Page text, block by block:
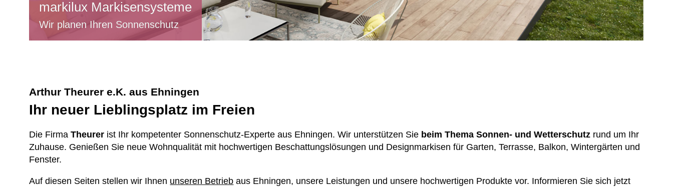
Freihängende Plissees
Die Beschattung vor dem Fenster
Arthur Theurer e.K. aus Ehningen
Ihr neuer Lieblingsplatz im Freien
Die FirmaTheurer ist Ihr kompetenter Sonnenschutz-Experte aus Ehningen. Wir unterstützen Sie beim Thema Sonnen- und Wetterschutz rund um Ihr
Zuhause. Genießen Sie neue Wohnqualität mit hochwertigen Beschattungslösungen und Designmarkisen für Garten, Terrasse, Balkon, Wintergärten und
Fenster.
Auf diesen Seiten stellen wir Ihnen unseren Betrieb aus Ehningen, unsere Leistungen und unsere hochwertigen Produkte vor. Informieren Sie sich jetzt